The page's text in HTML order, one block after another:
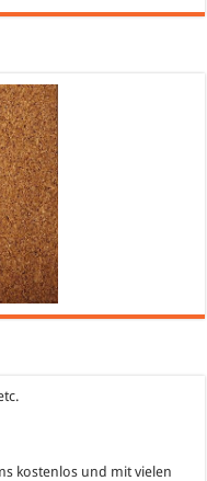
kostenlos und mit vielen